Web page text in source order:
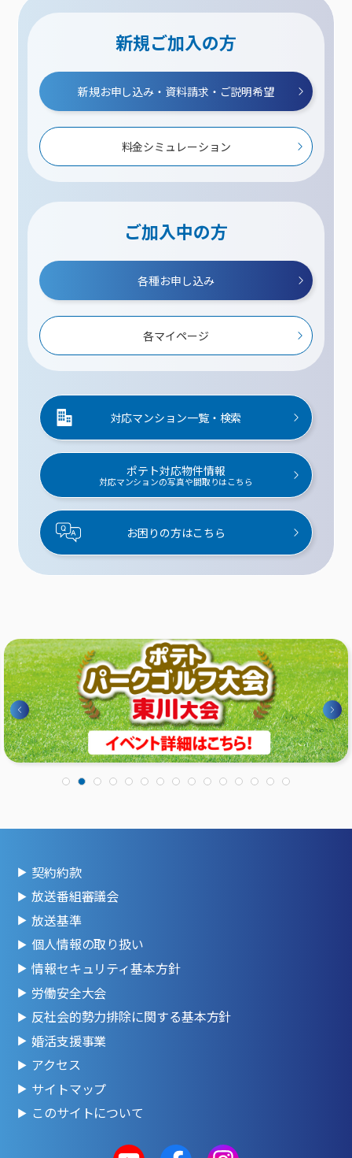
新規ご加入の方
新規お申し込み・資料請求・ご説明希望
料金シミュレーション
ご加入中の方
各種お申し込み
各マイページ
対応マンション一覧・検索
ポテト対応物件情報
対応マンションの写真や間取りはこちら
お困りの方はこちら
契約約款
放送番組審議会
放送基準
個人情報の取り扱い
情報セキュリティ基本方針
労働安全大会
反社会的勢力排除に関する基本方針
婚活支援事業
アクセス
サイトマップ
このサイトについて